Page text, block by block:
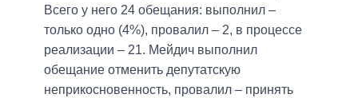
Всего у него 24 обещания: выполнил –
только одно (4%), провалил – 2, в процессе
реализации – 21. Мейдич выполнил
обещание отменить депутатскую
неприкосновенность, провалил – принять